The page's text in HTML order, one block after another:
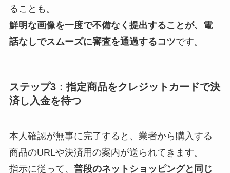
ることも。
鮮明な画像を一度で不備なく提出することが、電
話なしでスムーズに審査を通過するコツです。
ステップ3：指定商品をクレジットカードで決
済し入金を待つ
本人確認が無事に完了すると、業者から購入する
商品のURLや決済用の案内が送られてきます。
指示に従って、 普段のネットショッピングと同じ